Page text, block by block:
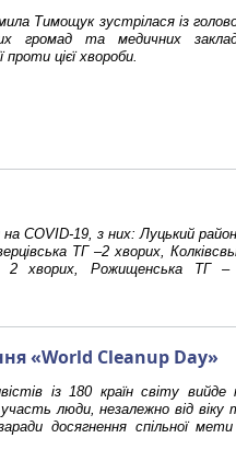
Тимощук зустрілася із
громад та медичних
цієї хвороби.
COVID-19, з них: Луцький
ТГ –2 хворих,
2 хворих, Рожищенська ТГ
«World Cleanup Day»
із 180 країн світу вийде
люди, незалежно від віку
досягнення спільної